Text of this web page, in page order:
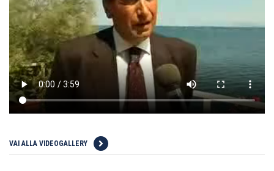
VAI ALLA VIDEOGALLERY